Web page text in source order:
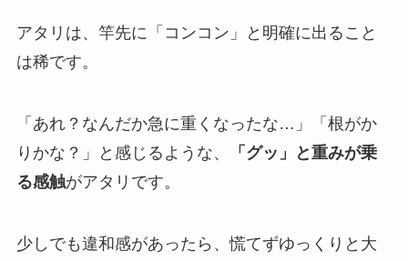
アタリは、竿先に「コンコン」と明確に出ること
は稀です。
「あれ？なんだか急に重くなったな…」「根がか
りかな？」と感じるような、
「グッ」と重みが乗
る感触がアタリです。
少しでも違和感があったら、慌てずゆっくりと大